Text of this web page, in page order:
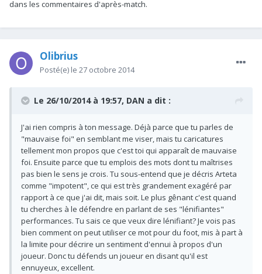
dans les commentaires d'après-match.
Olibrius
Posté(e) le 27 octobre 2014
Le 26/10/2014 à 19:57, DAN a dit :
J'ai rien compris à ton message. Déjà parce que tu parles de
"mauvaise foi" en semblant me viser, mais tu caricatures
tellement mon propos que c'est toi qui apparaît de mauvaise
foi. Ensuite parce que tu emplois des mots dont tu maîtrises
pas bien le sens je crois. Tu sous-entend que je décris Arteta
comme "impotent", ce qui est très grandement exagéré par
rapport à ce que j'ai dit, mais soit. Le plus gênant c'est quand
tu cherches à le défendre en parlant de ses "lénifiantes"
performances. Tu sais ce que veux dire lénifiant? Je vois pas
bien comment on peut utiliser ce mot pour du foot, mis à part à
la limite pour décrire un sentiment d'ennui à propos d'un
joueur. Donc tu défends un joueur en disant qu'il est
ennuyeux, excellent.